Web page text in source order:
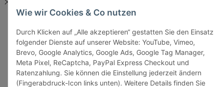
Wie wir Cookies & Co nutzen
Durch Klicken auf „Alle akzeptieren“ gestatten Sie den Einsatz
folgender Dienste auf unserer Website: YouTube, Vimeo,
Brevo, Google Analytics, Google Ads, Google Tag Manager,
Meta Pixel, ReCaptcha, PayPal Express Checkout und
Ratenzahlung. Sie können die Einstellung jederzeit ändern
(Fingerabdruck-Icon links unten). Weitere Details finden Sie